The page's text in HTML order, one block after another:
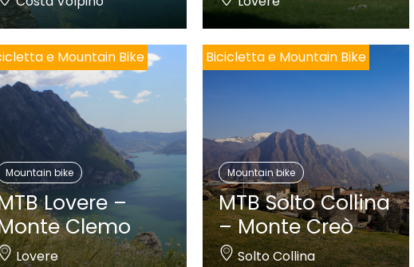
e Mountain Bike
Mountain bike
Lovere –
Clemo
Lovere
Bicicletta e Mountain Bike
Mountain bike
MTB Solto Collina
– Monte Creò
Solto Collina